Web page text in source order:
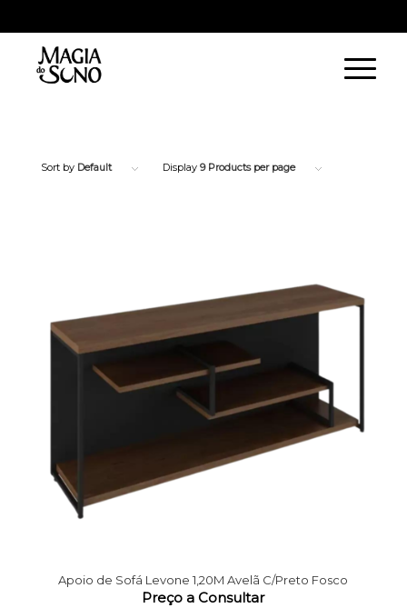
Sort by Default Display 9 Products per page
Apoio de Sofá Levone 1,20M Avelã C/Preto Fosco